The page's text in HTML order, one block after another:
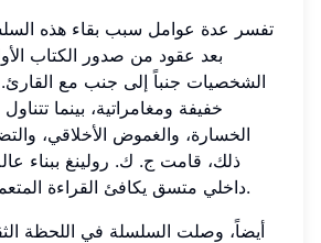
تفسر عدة عوامل سبب بقاء هذه
بعد عقود من صدور الكتاب
الشخصيات جنباً إلى جنب مع القارئ.
خفيفة ومغامراتية، بينما
الخسارة، والغموض الأخلاقي،
ذلك، قامت ج. ك. رولينغ ببناء
داخلي متسق يكافئ القراءة المتعمقة وإعادة القراءة.
أيضاً، وصلت السلسلة في اللحظة